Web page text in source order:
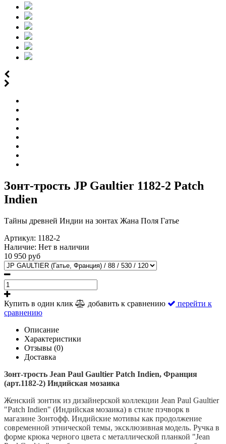
Зонт-трость JP Gaultier 1182-2 Patch
Indien
Тайны древней Индии на зонтах Жана Поля Гатье
Артикул: 1182-2
Наличие: Нет в наличии
10 950 руб
Купить в один клик добавить к сравнению
перейти к
сравнению
Описание
Характеристики
Отзывы (0)
Доставка
Зонт-трость Jean Paul Gaultier Patch Indien, Франция
(арт.1182-2) Индийская мозаика
Женский зонтик из дизайнерской коллекции Jean Paul Gaultier
"Patch Indien" (Индийская мозаика) в стиле пэчворк в
магазине Зонтофф. Индийские мотивы как продолжение
современной этнической темы, эксклюзивная модель. Ручка в
форме крюка черного цвета с металлической планкой "Jean